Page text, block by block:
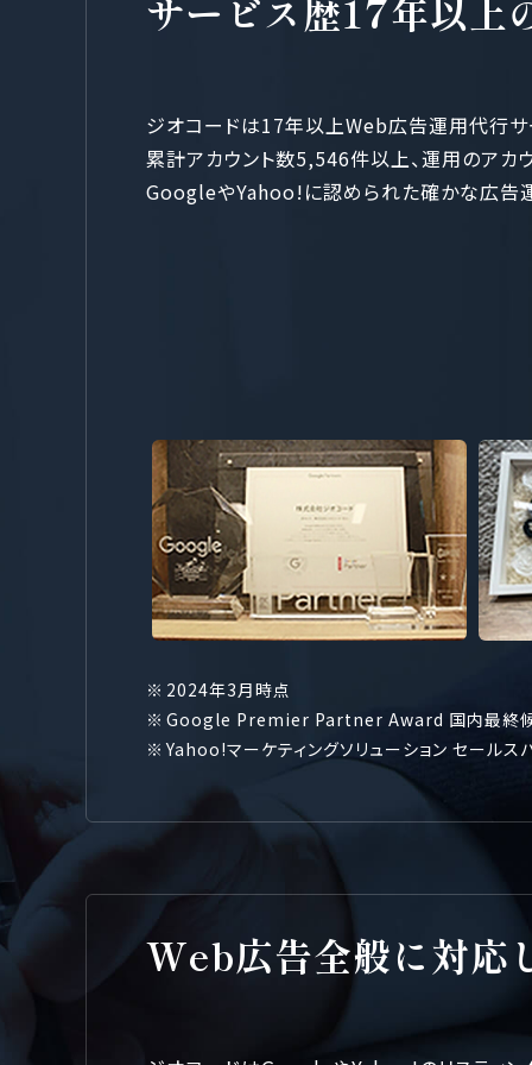
サービス歴17年以上
ジオコードは17年以上Web広告運用代行サ
累計アカウント数5,546件以上、運用のア
GoogleやYahoo!に認められた確かな広告
2024年3月時点
Google Premier Partner Award 国内最終候補
Yahoo!マーケティングソリューション セール
Web広告全般に対応